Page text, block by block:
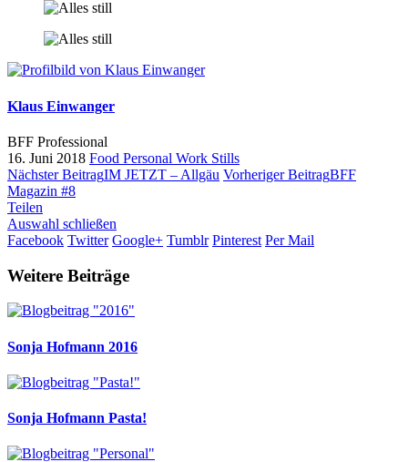
Klaus Einwanger
BFF Professional
16. Juni 2018 Food Personal Work Stills
Nächster BeitragIM JETZT – Allgäu Vorheriger BeitragBFF
Magazin #8
Teilen
Auswahl schließen
Facebook Twitter Google+ Tumblr Pinterest Per Mail
Weitere Beiträge
Sonja Hofmann 2016
Sonja Hofmann Pasta!